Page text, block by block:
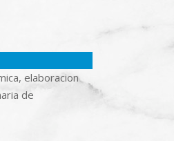
elaboracion
de